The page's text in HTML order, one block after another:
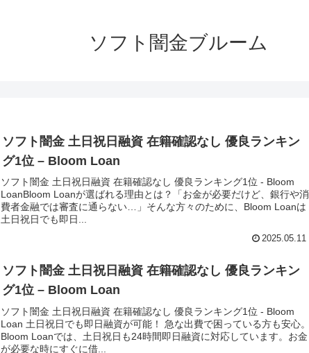
ソフト闇金ブルーム
ソフト闇金 土日祝日融資 在籍確認なし 優良ランキン
グ1位 – Bloom Loan
ソフト闇金 土日祝日融資 在籍確認なし 優良ランキング1位 - Bloom
LoanBloom Loanが選ばれる理由とは？「お金が必要だけど、銀行や消
費者金融では審査に通らない…」そんな方々のために、Bloom Loanは
土日祝日でも即日...
2025.05.11
ソフト闇金 土日祝日融資 在籍確認なし 優良ランキン
グ1位 – Bloom Loan
ソフト闇金 土日祝日融資 在籍確認なし 優良ランキング1位 - Bloom
Loan 土日祝日でも即日融資が可能！ 急な出費で困っている方も安心。
Bloom Loanでは、土日祝日も24時間即日融資に対応しています。お金
が必要な時にすぐに借...